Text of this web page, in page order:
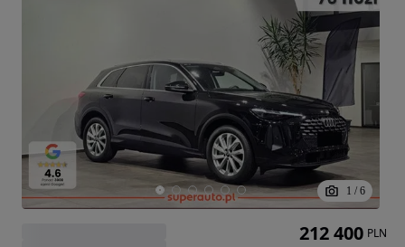
1 / 6
212 400 PLN